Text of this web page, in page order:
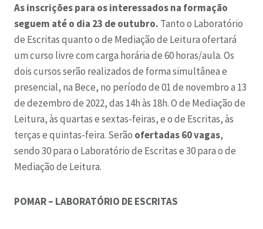
As inscrições para os interessados na formação
seguem até o dia 23 de outubro. Tanto o Laboratório
de Escritas quanto o de Mediação de Leitura ofertará
um curso livre com carga horária de 60 horas/aula. Os
dois cursos serão realizados de forma simultânea e
presencial, na Bece, no período de 01 de novembro a 13
de dezembro de 2022, das 14h às 18h. O de Mediação de
Leitura, às quartas e sextas-feiras, e o de Escritas, às
terças e quintas-feira. Serão ofertadas 60 vagas,
sendo 30 para o Laboratório de Escritas e 30 para o de
Mediação de Leitura.
POMAR – LABORATÓRIO DE ESCRITAS